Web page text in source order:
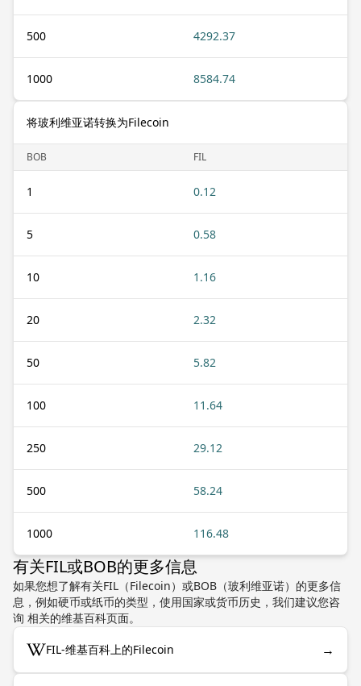
500 4292.37
1000 8584.74
将玻利维亚诺转换为Filecoin
BOB FIL
1 0.12
5 0.58
10 1.16
20 2.32
50 5.82
100 11.64
250 29.12
500 58.24
1000 116.48
有关FIL或BOB的更多信息
如果您想了解有关FIL（Filecoin）或BOB（玻利维亚诺）的更多信
息，例如硬币或纸币的类型，使用国家或货币历史，我们建议您咨
询 相关的维基百科页面。
FIL-维基百科上的Filecoin →